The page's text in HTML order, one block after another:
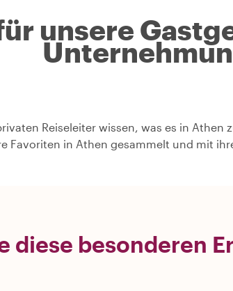
unsere
Reiseleiter wissen, was es in Athen
Favoriten in Athen gesammelt und mit
diese besonderen